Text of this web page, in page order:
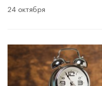
24 октября